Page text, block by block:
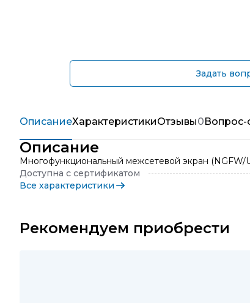
Задать
ОписаниеХарактеристикиОтзывы0Вопрос-
Описание
Многофункциональный межсетевой экран
Доступна с сертификатом
Все характеристики
Рекомендуем приобрести